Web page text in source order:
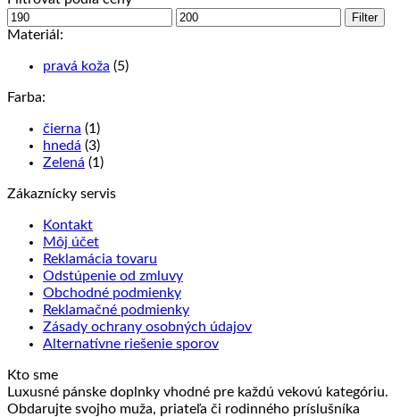
Minimálna
cena
Maximálna
Filter
Materiál:
pravá koža (5)
Farba:
čierna (1)
hnedá (3)
Zelená (1)
Zákaznícky servis
Kontakt
Môj účet
Reklamácia tovaru
Odstúpenie od zmluvy
Obchodné podmienky
Reklamačné podmienky
Zásady ochrany osobných údajov
Alternatívne riešenie sporov
Kto sme
Luxusné pánske doplnky vhodné pre každú vekovú kategóriu.
Obdarujte svojho muža, priateľa či rodinného príslušníka